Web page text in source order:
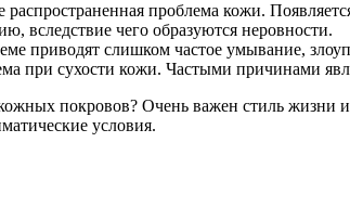
проблема кожи.
вследствие чего образуются неровности.
приводят слишком частое умывание,
при сухости кожи. Частыми причинами
покровов? Очень важен стиль жизни
условия.